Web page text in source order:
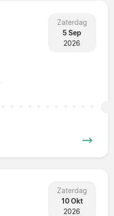
Zaterdag
5 Sep
2026
Zaterdag
10 Okt
2026